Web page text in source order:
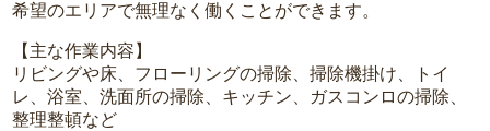
希望のエリアで無理なく働くことができます。
【主な作業内容】
リビングや床、フローリングの掃除、掃除機掛け、トイ
レ、浴室、洗面所の掃除、キッチン、ガスコンロの掃除、
整理整頓など